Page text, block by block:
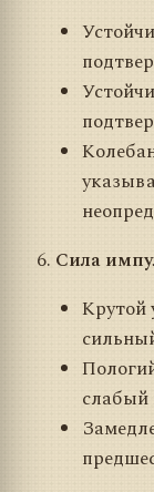
Сила
Крутой
слабый